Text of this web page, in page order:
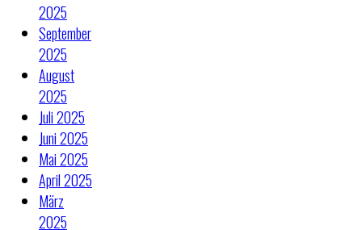
2025
September
2025
August
2025
Juli 2025
Juni 2025
Mai 2025
April 2025
März
2025